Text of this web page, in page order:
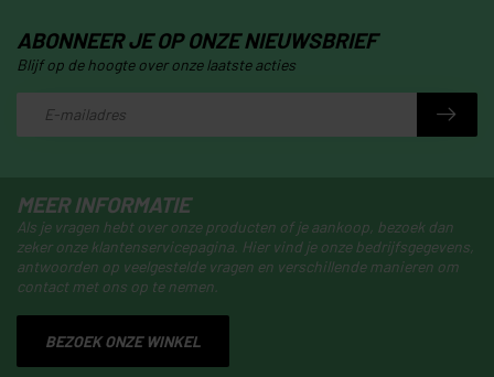
MEER INFORMATIE
Als je vragen hebt over onze producten of je aankoop, bezoek dan
zeker onze klantenservicepagina. Hier vind je onze bedrijfsgegevens,
antwoorden op veelgestelde vragen en verschillende manieren om
contact met ons op te nemen.
BEZOEK ONZE WINKEL
ABONNEER JE OP ONZE NIEUWSBRIEF
Blijf op de hoogte over onze laatste acties